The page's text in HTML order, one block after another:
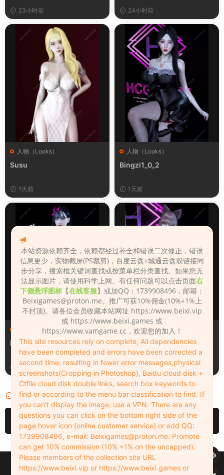
23小时前 24小时前
人物（Looks）
Susu
1天前
人物（Looks）
Bingzi1_0_2
1天前
人物（Looks）
Monica_2_2_2
1天前
人物（Looks）
Lizhen2025
2天前
评论 0
请先登录
Copyleft © 2022-2026 beixi.vip - All Rights Freedom！
本站资源依赖齐全，依赖都经过补全和错误二次修正，错误
信息更少，实物截屏(PS裁剪)，百度云盘+城通云盘双链接同
步分享，搜索框关键词查找或按菜单栏分类查找。如果您无
法显示图片，请使用科学上网。有任何问题可以点击页面右
下侧悬浮图标 【在线客服】或加QQ：1739908496，邮箱：
Beixigames@proton.me。推广可获10%佣金(10%+1%上
不封顶)。请各位会员收藏本站网址 https://www.beixi.vip
或 https://www.beixi.games 或
https://www.vamgame.cc，欢迎您的加入！
This site resources rely on complete, All dependencies
have been completed and errors have been corrected a
second time, resulting in fewer error messages,physical
screenshots(Cropping in Photoshop), Baidu cloud disk +
Ctfile cloud disk double links, search box keywords to
find or according to the menu bar classification to find. If
you can't display the image, use a VPN. There are any
questions you can click on the bottom right side of the
page hover icon [online customer service] or add QQ:
1739908496, e-mail: Beixigames@proton.me. Promote
can get 10% commission (10% +1% on the uncapped).
Please members of the collection site URL
https://www.beixi.vip or https://www.beixi.games or